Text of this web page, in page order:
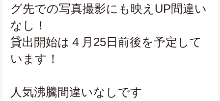
グ先での写真撮影にも映えUP間違い
なし！
貸出開始は４月25日前後を予定して
います！
人気沸騰間違いなしです